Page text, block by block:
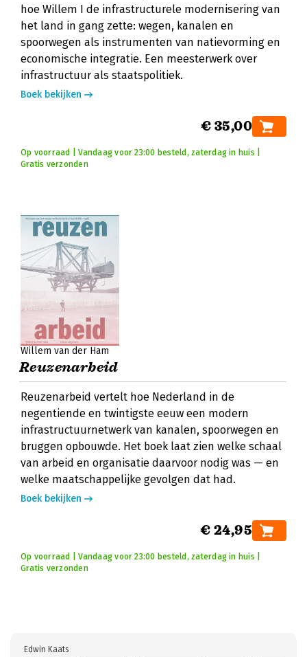
hoe Willem I de infrastructurele modernisering van
het land in gang zette: wegen, kanalen en
spoorwegen als instrumenten van natievorming en
economische integratie. Een meesterwerk over
infrastructuur als staatspolitiek.
Boek bekijken
€ 35,00
Op voorraad | Vandaag voor 23:00 besteld, zaterdag in huis |
Gratis verzonden
Willem van der Ham
Reuzenarbeid
Reuzenarbeid vertelt hoe Nederland in de
negentiende en twintigste eeuw een modern
infrastructuurnetwerk van kanalen, spoorwegen en
bruggen opbouwde. Het boek laat zien welke schaal
van arbeid en organisatie daarvoor nodig was — en
welke maatschappelijke gevolgen dat had.
Boek bekijken
€ 24,95
Op voorraad | Vandaag voor 23:00 besteld, zaterdag in huis |
Gratis verzonden
Edwin Kaats